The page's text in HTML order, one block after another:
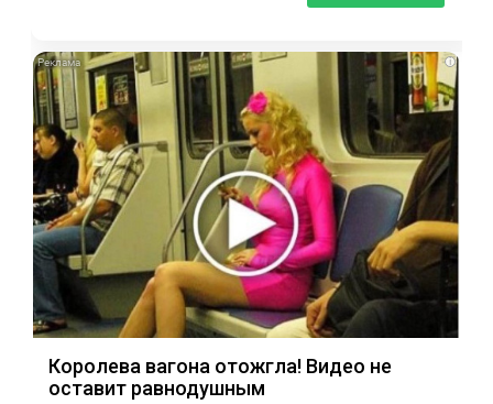
i
Королева вагона отожгла! Видео не
оставит равнодушным